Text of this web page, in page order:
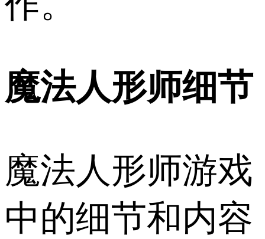
魔法人形师细节
魔法人形师游戏
中的细节和内容